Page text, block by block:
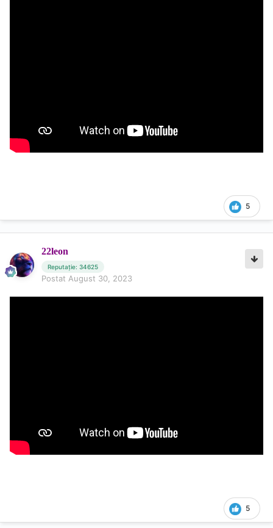
5
22leon
Reputație: 34625
Postat August 30, 2023
5